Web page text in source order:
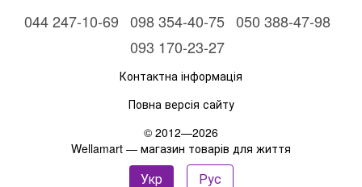
044 247-10-69 098 354-40-75 050 388-47-98
093 170-23-27
Контактна інформація
Повна версія сайту
© 2012—2026
Wellamart — магазин товарів для життя
Укр Рус